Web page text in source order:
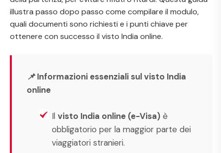
illustra passo dopo passo come compilare il modulo,
quali documenti sono richiesti e i punti chiave per
ottenere con successo il visto India online.
📌 Informazioni essenziali sul visto India
online
Il visto India online (e-Visa) è
obbligatorio per la maggior parte dei
viaggiatori stranieri.